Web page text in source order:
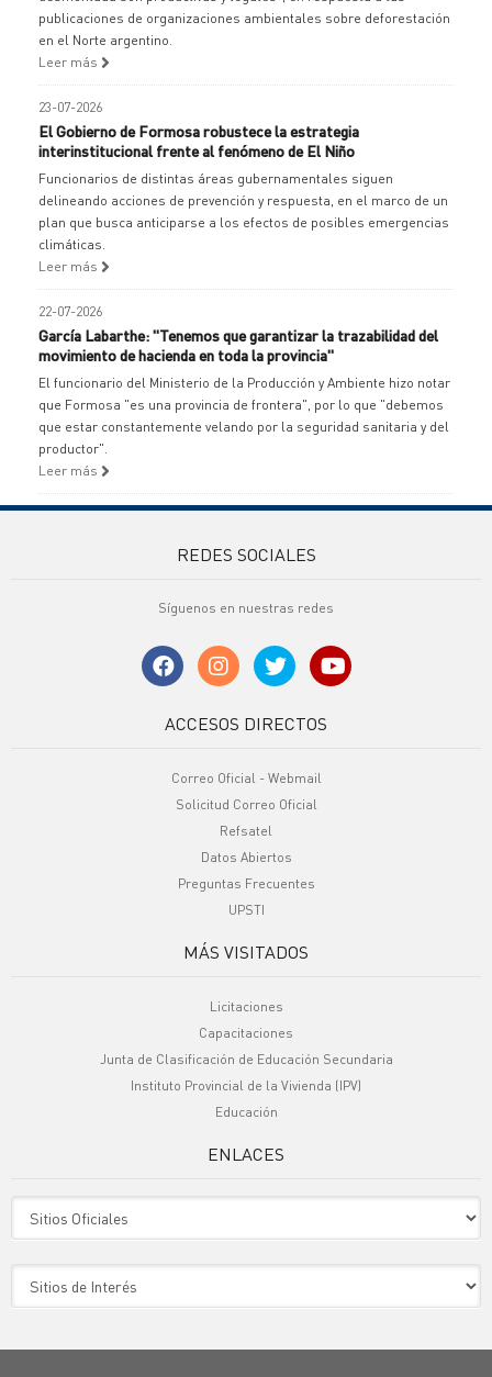
publicaciones de organizaciones ambientales sobre deforestación
en el Norte argentino.
Leer más
23-07-2026
El Gobierno de Formosa robustece la estrategia
interinstitucional frente al fenómeno de El Niño
Funcionarios de distintas áreas gubernamentales siguen
delineando acciones de prevención y respuesta, en el marco de un
plan que busca anticiparse a los efectos de posibles emergencias
climáticas.
Leer más
22-07-2026
García Labarthe: "Tenemos que garantizar la trazabilidad del
movimiento de hacienda en toda la provincia"
El funcionario del Ministerio de la Producción y Ambiente hizo notar
que Formosa "es una provincia de frontera", por lo que "debemos
que estar constantemente velando por la seguridad sanitaria y del
productor".
Leer más
REDES SOCIALES
Síguenos en nuestras redes
ACCESOS DIRECTOS
Correo Oficial - Webmail
Solicitud Correo Oficial
Refsatel
Datos Abiertos
Preguntas Frecuentes
UPSTI
MÁS VISITADOS
Licitaciones
Capacitaciones
Junta de Clasificación de Educación Secundaria
Instituto Provincial de la Vivienda (IPV)
Educación
ENLACES